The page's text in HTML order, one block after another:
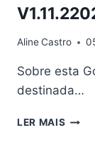
AlineCastro
Sobre esta
destinada…
LER MAIS GOSAT